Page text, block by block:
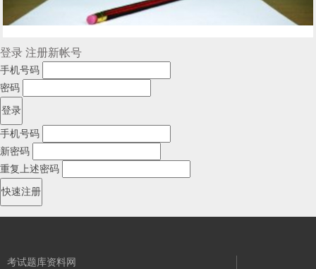
登录 注册新帐号
手机号码
密码
手机号码
新密码
重复上述密码
考试题库资料网